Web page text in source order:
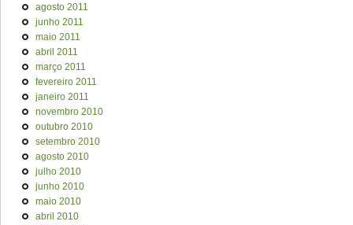
agosto 2011
junho 2011
maio 2011
abril 2011
março 2011
fevereiro 2011
janeiro 2011
novembro 2010
outubro 2010
setembro 2010
agosto 2010
julho 2010
junho 2010
maio 2010
abril 2010